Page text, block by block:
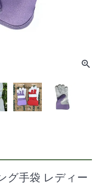
グ手袋 レディー